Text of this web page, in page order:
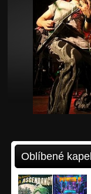
Oblíbené
power-